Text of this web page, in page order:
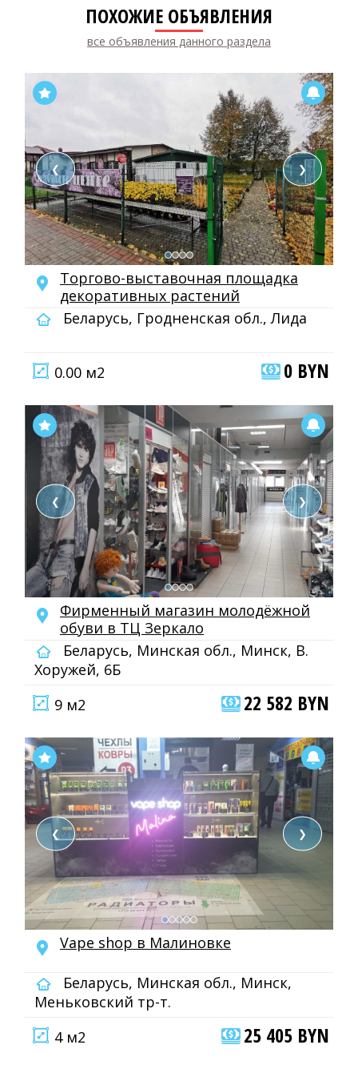
ПОХОЖИЕ ОБЪЯВЛЕНИЯ
все объявления данного раздела
❮ ❯
Торгово-выставочная площадка
декоративных растений
Беларусь, Гродненская обл., Лида
0.00 м2 0 BYN
❮ ❯
Фирменный магазин молодёжной
обуви в ТЦ Зеркало
Беларусь, Минская обл., Минск, В.
Хоружей, 6Б
9 м2
22 582 BYN
❮ ❯
Vape shop в Малиновке
Беларусь, Минская обл., Минск,
Меньковский тр-т.
4 м2
25 405 BYN